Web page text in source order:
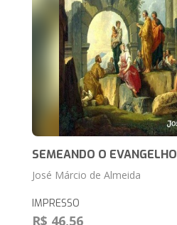
SEMEANDO O EVANGELHO
José Márcio de Almeida
IMPRESSO
R$ 46,56